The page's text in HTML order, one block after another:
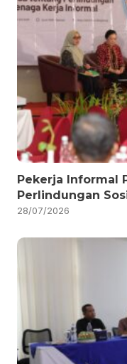
Pekerja Informal
Perlindungan
28/07/2026